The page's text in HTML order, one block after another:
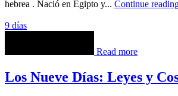
hebrea . Nació en Egipto y... Continue
9 días
Read more
Los Nueve Días: Leyes y